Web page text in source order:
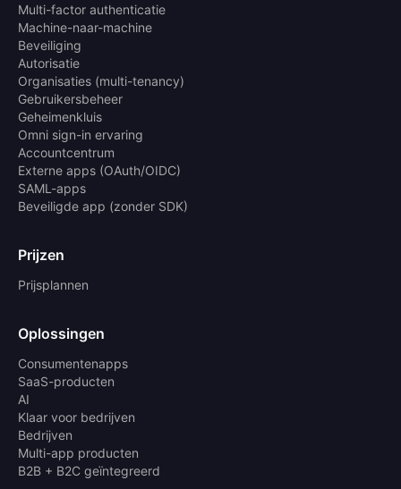
Multi-factor authenticatie
Machine-naar-machine
Beveiliging
Autorisatie
Organisaties (multi-tenancy)
Gebruikersbeheer
Geheimenkluis
Omni sign-in ervaring
Accountcentrum
Externe apps (OAuth/OIDC)
SAML-apps
Beveiligde app (zonder SDK)
Prijzen
Prijsplannen
Oplossingen
Consumentenapps
SaaS-producten
AI
Klaar voor bedrijven
Bedrijven
Multi-app producten
B2B + B2C geïntegreerd